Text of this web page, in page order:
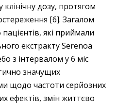
дозу, протягом
[6]. Загалом
які приймали
екстракту Serenoa
з інтервалом у 6 міс
значущих
щодо частоти серйозних
ефектів, змін життєво